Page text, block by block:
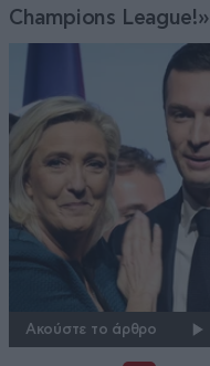
Champions League!»
Ακούστε το άρθρο